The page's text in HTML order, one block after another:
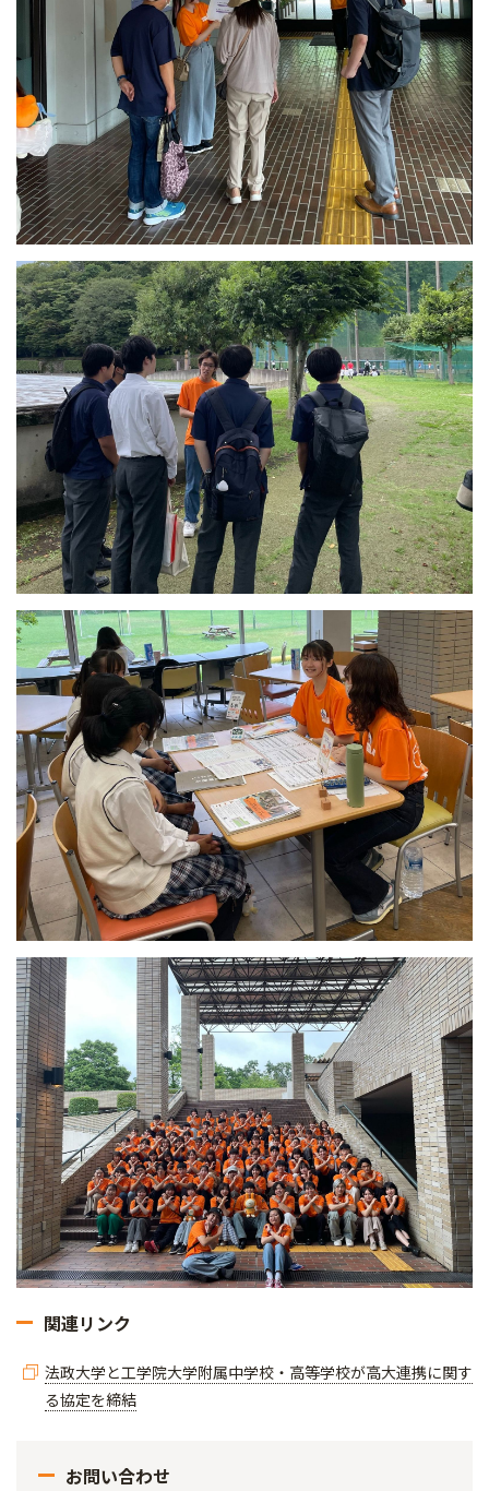
関連リンク
法政大学と工学院大学附属中学校・高等学校が高大連携に関す
る協定を締結
お問い合わせ